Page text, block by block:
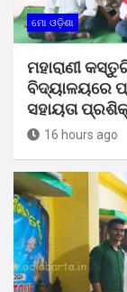
ମୋ ଓଡ଼ିଶା
ମହାରାଣୀ
ବିଦ୍ୟାଳୟରେ
ସହାୟତା
16 hours ago